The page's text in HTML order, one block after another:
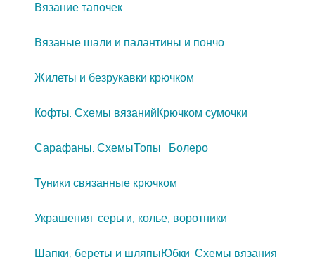
Вязание тапочек
Вязаные шали и палантины и пончо
Жилеты и безрукавки крючком
Кофты. Схемы вязанийКрючком сумочки
Сарафаны. СхемыТопы . Болеро
Туники связанные крючком
Украшения: серьги, колье, воротники
Шапки, береты и шляпыЮбки. Схемы вязания